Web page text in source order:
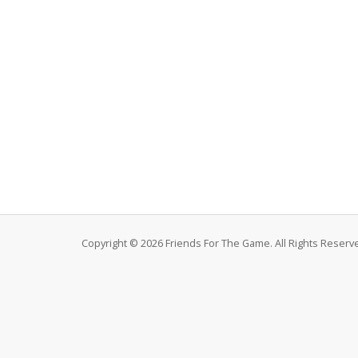
Copyright © 2026 Friends For The Game. All Rights